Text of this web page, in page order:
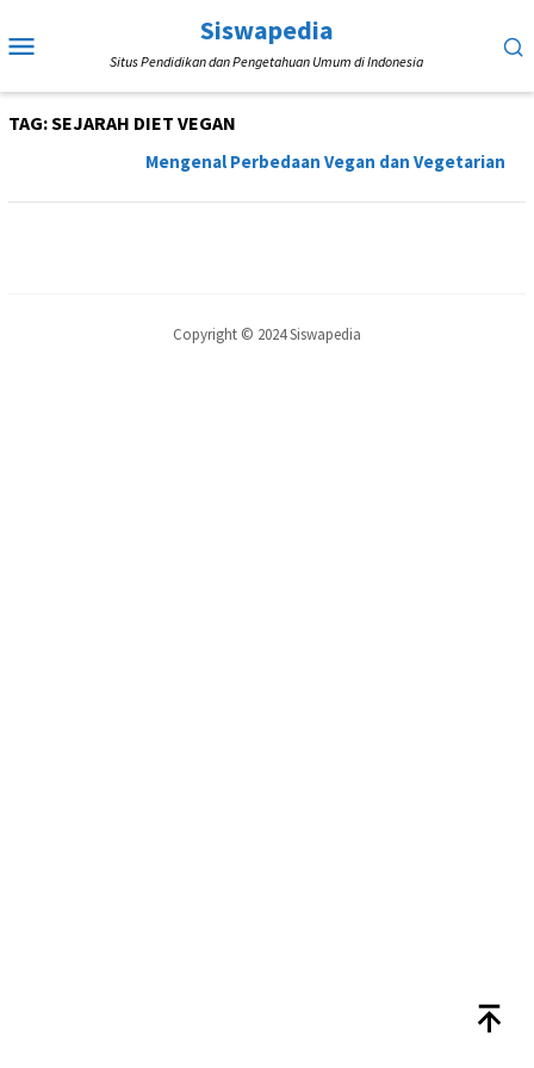
ke
Mobile
Siswapedia
Situs Pendidikan dan Pengetahuan Umum di Indonesia
TAG:SEJARAH DIET VEGAN
Mengenal Perbedaan Vegan dan Vegetarian
Copyright © 2024 Siswapedia